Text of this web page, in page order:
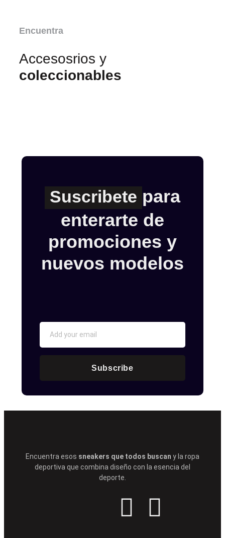
Encuentra
Accesosrios y
coleccionables
Suscribete para
enterarte de
promociones y
nuevos modelos
Subscribe
Encuentra esos sneakers que todos buscan y la ropa
deportiva que combina diseño con la esencia del
deporte.